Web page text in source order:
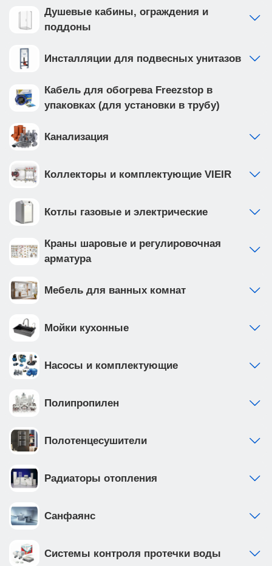
Душевые кабины, ограждения и
поддоны
Инсталляции для подвесных унитазов
Кабель для обогрева Freezstop в
упаковках (для установки в трубу)
Канализация
Коллекторы и комплектующие VIEIR
Котлы газовые и электрические
Краны шаровые и регулировочная
арматура
Мебель для ванных комнат
Мойки кухонные
Насосы и комплектующие
Полипропилен
Полотенцесушители
Радиаторы отопления
Санфаянс
Системы контроля протечки воды